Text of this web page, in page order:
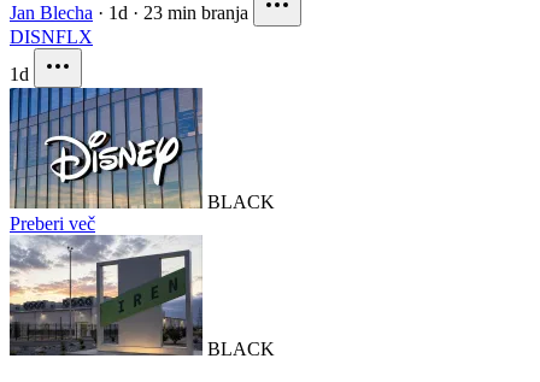
Jan Blecha · 1d · 23 min branja
DISNFLX
1d
BLACK
Preberi več
BLACK